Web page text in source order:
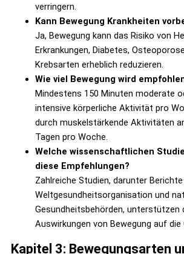
verringern.
Kann Bewegung Krankheiten
Ja, Bewegung kann das Risiko von
Erkrankungen, Diabetes,
Krebsarten erheblich reduzieren.
Wie viel Bewegung wird
Mindestens 150 Minuten moderate
intensive körperliche Aktivität pro
durch muskelstärkende Aktivitäten
Tagen pro Woche.
Welche wissenschaftlichen
diese Empfehlungen?
Zahlreiche Studien, darunter
Weltgesundheitsorganisation und
Gesundheitsbehörden, unterstützen
Auswirkungen von Bewegung auf die
Kapitel 3: Bewegungsarten